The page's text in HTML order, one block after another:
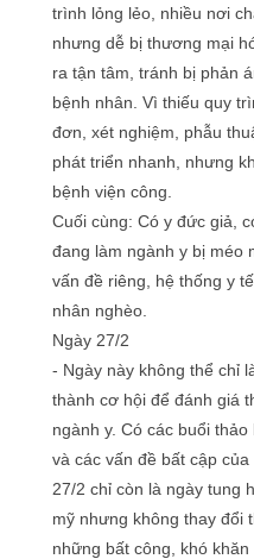
trình lỏng lẻo, nhiều nơi
nhưng dễ bị thương mại
ra tận tâm, tránh bị phản
bệnh nhân. Vì thiếu quy
đơn, xét nghiệm, phẫu
phát triển nhanh, nhưng
bệnh viện công.
Cuối cùng: Có y đức giả,
đang làm ngành y bị méo
vấn đề riêng, hệ thống y
nhân nghèo.
Ngày 27/2
- Ngày này không thể chỉ
thành cơ hội để đánh giá
ngành y. Có các buổi
và các vấn đề bất cập
27/2 chỉ còn là ngày tung
mỹ nhưng không thay đổi
những bất công, khó